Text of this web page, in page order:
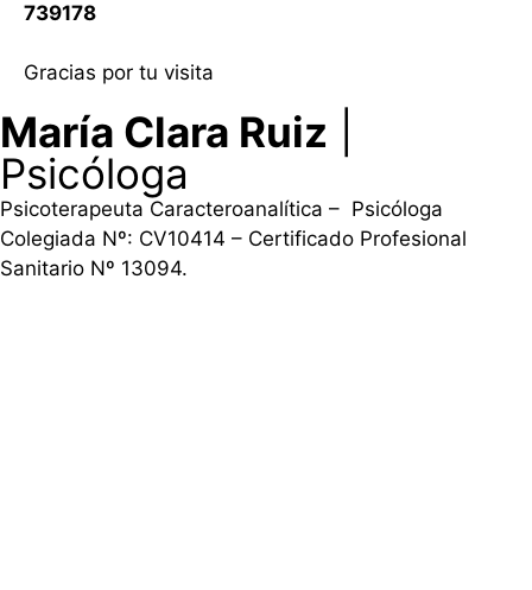
739178
Gracias por tu visita
María Clara Ruiz
Psicóloga
Psicoterapeuta Caracteroanalítica – Psicóloga
Colegiada Nº: CV10414 – Certificado Profesional
Sanitario Nº 13094.